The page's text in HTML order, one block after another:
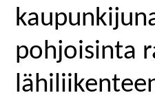
pohjoisinta